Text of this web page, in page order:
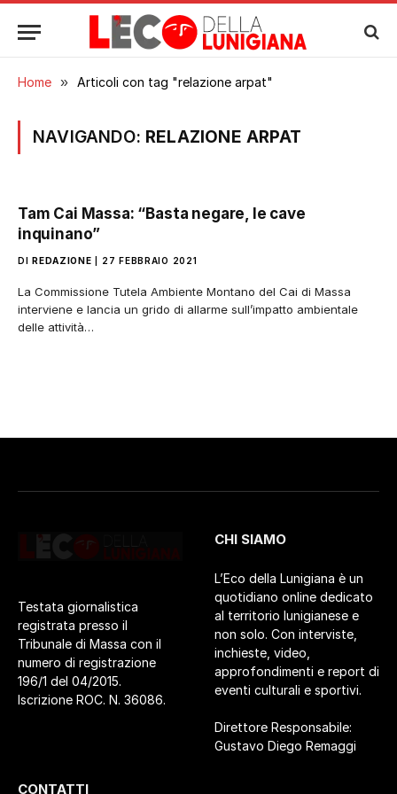
Home » Articoli con tag "relazione arpat"
NAVIGANDO: RELAZIONE ARPAT
Tam Cai Massa: “Basta negare, le cave
inquinano”
DI REDAZIONE 27 FEBBRAIO 2021
La Commissione Tutela Ambiente Montano del Cai di Massa
interviene e lancia un grido di allarme sull’impatto ambientale
delle attività…
Testata giornalistica
registrata presso il
Tribunale di Massa con il
numero di registrazione
196/1 del 04/2015.
Iscrizione ROC. N. 36086.
CHI SIAMO
L’Eco della Lunigiana è un
quotidiano online dedicato
al territorio lunigianese e
non solo. Con interviste,
inchieste, video,
approfondimenti e report di
eventi culturali e sportivi.
Direttore Responsabile:
Gustavo Diego Remaggi
CONTATTI